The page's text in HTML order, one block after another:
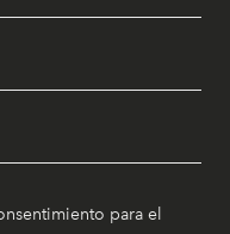
para el